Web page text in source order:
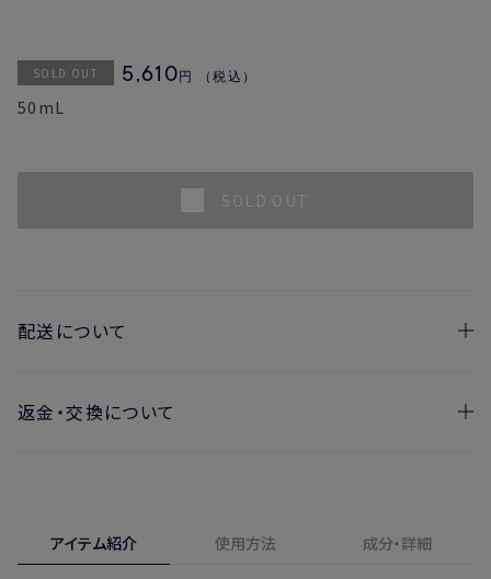
SOLD OUT 5,610円 （税込）
50mL
SOLD OUT
配送について
お届け日の目安
※新製品（限定製品）は除きます。
※定期販売のお申し込みは、7日後以降の配送となります。
返金・交換について
合、期間内*であれば、返金・交換サービスをご利用いただけ
ます。アイテム紹介 使用方法 成分・詳細